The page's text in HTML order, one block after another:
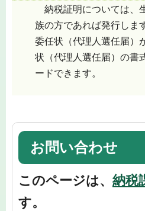
納税証明については、
族の方であれば発行しま
委任状（代理人選任届）
状（代理人選任届）の書
ードできます。
お問い合わせ
このページは、 納税
す。